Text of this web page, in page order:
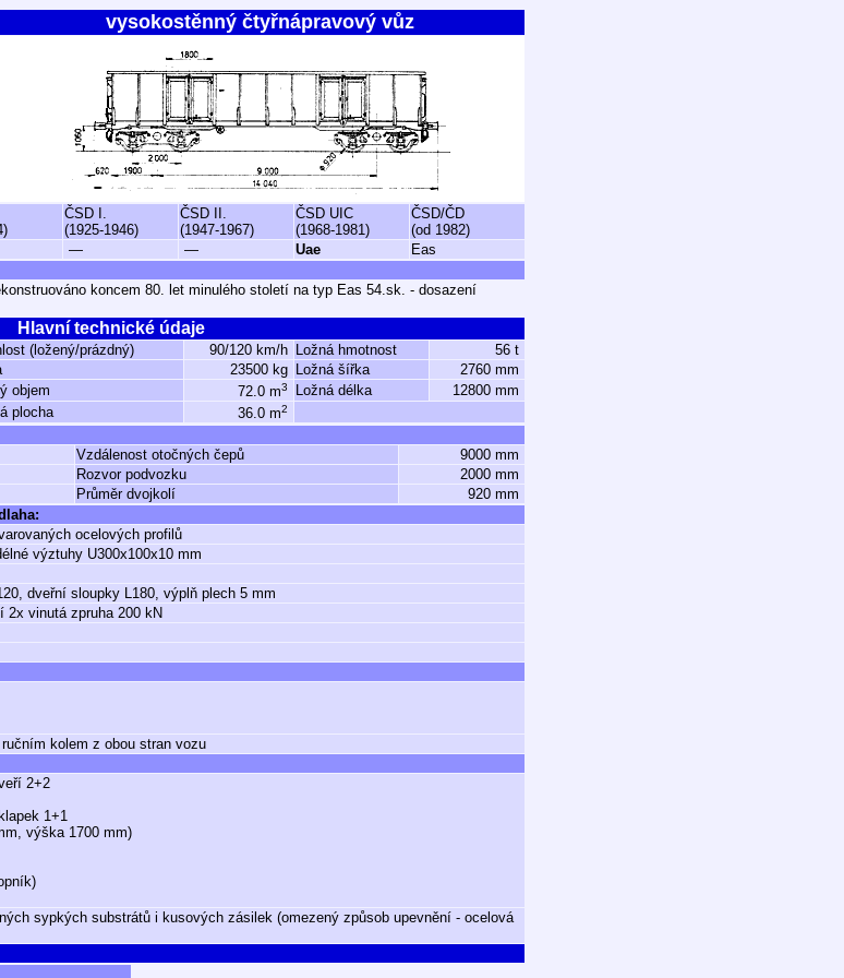
vysokostěnný čtyřnápravový vůz
ČSD I.
(1925-1946)
ČSD II.
(1947-1967)
ČSD UIC
(1968-1981)
ČSD/ČD
(od 1982)
— — Uae Eas
koncem 80. let minulého století na typ Eas 54.sk. - dosazení
Hlavní technické údaje
(ložený/prázdný) 90/120 km/h Ložná hmotnost
56 t
23500 kg Ložná šířka
2760 mm
objem 72.0 m3 Ložná délka
12800 mm
plocha 36.0 m2
Vzdálenost otočných čepů
9000 mm
Rozvor podvozku
2000 mm
Průměr dvojkolí
920 mm
ocelových profilů
výztuhy U300x100x10 mm
dveřní sloupky L180, výplň plech 5 mm
2x vinutá zpruha 200 kN
kolem z obou stran vozu
2+2
1+1
výška 1700 mm)
sypkých substrátů i kusových zásilek (omezený způsob upevnění - ocelová